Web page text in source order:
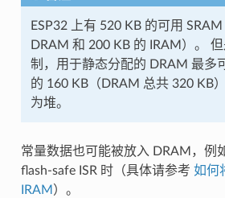
ESP32 上有 520 KB 的可用
DRAM 和 200 KB 的 IRAM）。
制，用于静态分配的 DRAM 最多
的 160 KB（DRAM 总共 320 KB
为堆。
常量数据也可能被放入 DRAM，例
flash-safe ISR 时（具体请参考 如何
IRAM ）。